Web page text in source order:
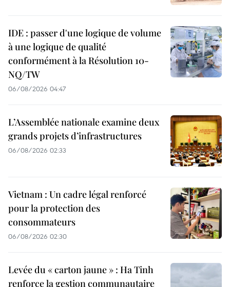
IDE : passer d'une logique de volume
à une logique de qualité
conformément à la Résolution 10-
NQ/TW
06/08/2026 04:47
L’Assemblée nationale examine deux
grands projets d’infrastructures
06/08/2026 02:33
Vietnam : Un cadre légal renforcé
pour la protection des
consommateurs
06/08/2026 02:30
Levée du « carton jaune » : Ha Tinh
renforce la gestion communautaire